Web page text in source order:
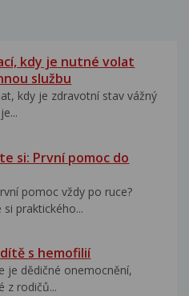
kdy je nutné volat
službu
kdy je zdravotní stav vážný
si: První pomoc do
pomoc vždy po ruce?
si praktického...
s hemofilií
je dědičné onemocnění,
z rodičů...